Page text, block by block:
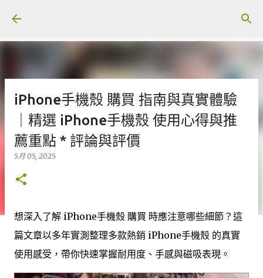
iPhone手機殼 購買 指南與真實體驗
｜精選 iPhone手機殼 使用心得與推
薦重點 * 評論與評價
5月 05, 2025
想深入了解 iPhone手機殼 購買 時應注意哪些細節？這
篇文章以多年實測整理多款熱銷 iPhone手機殼 的真實
使用感受，帶你快速掌握耐用度、手感與磁吸表現。